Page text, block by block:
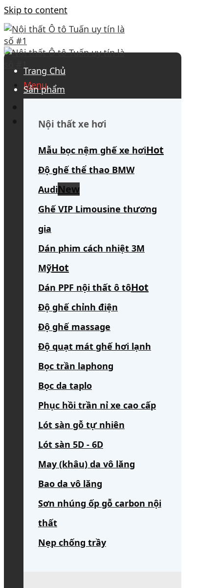
Skip to content
Menu
Search for:
Trang Chủ
Sản phẩm
Nội thất xe hơi
Mẫu bọc nệm ghế xe hơi
Độ ghế thể thao BMW
Audi
Ghế VIP Limousine thương
gia
Dán phim cách nhiệt 3M
Mỹ
Dán PPF nội thất ô tô
Độ ghế chỉnh điện
Độ ghế massage
Độ quạt mát ghế hơi lạnh
Bọc trần laphong
Bọc da taplo
Phục hồi trần nỉ xe cao cấp
Lót sàn gỗ tự nhiên
Lót sàn 5D - 6D
May (khâu) da vô lăng
Bao da vô lăng
Sơn nhúng ốp gỗ carbon nội
thất
Nẹp chống trầy